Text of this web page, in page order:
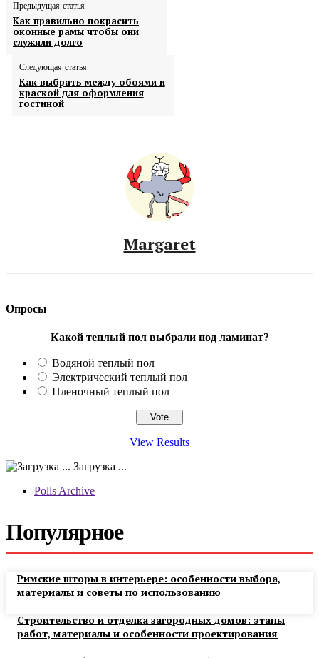
Предыдущая статья
Как правильно покрасить
оконные рамы чтобы они
служили долго
Следующая статья
Как выбрать между обоями и
краской для оформления
гостиной
Margaret
Опросы
Какой теплый пол выбрали под ламинат?
Водяной теплый пол
Электрический теплый пол
Пленочный теплый пол
View Results
Загрузка ...
Polls Archive
Популярное
Римские шторы в интерьере: особенности выбора,
материалы и советы по использованию
Строительство и отделка загородных домов: этапы
работ, материалы и особенности проектирования